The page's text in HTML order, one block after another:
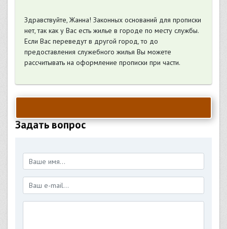
Здравствуйте, Жанна! Законных оснований для прописки
нет, так как у Вас есть жилье в городе по месту службы.
Если Вас переведут в другой город, то до
предоставления служебного жилья Вы можете
рассчитывать на оформление прописки при части.
Задать вопрос